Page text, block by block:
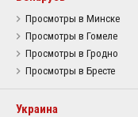
Просмотры в Минске
Просмотры в Гомеле
Просмотры в Гродно
Просмотры в Бресте
Украина